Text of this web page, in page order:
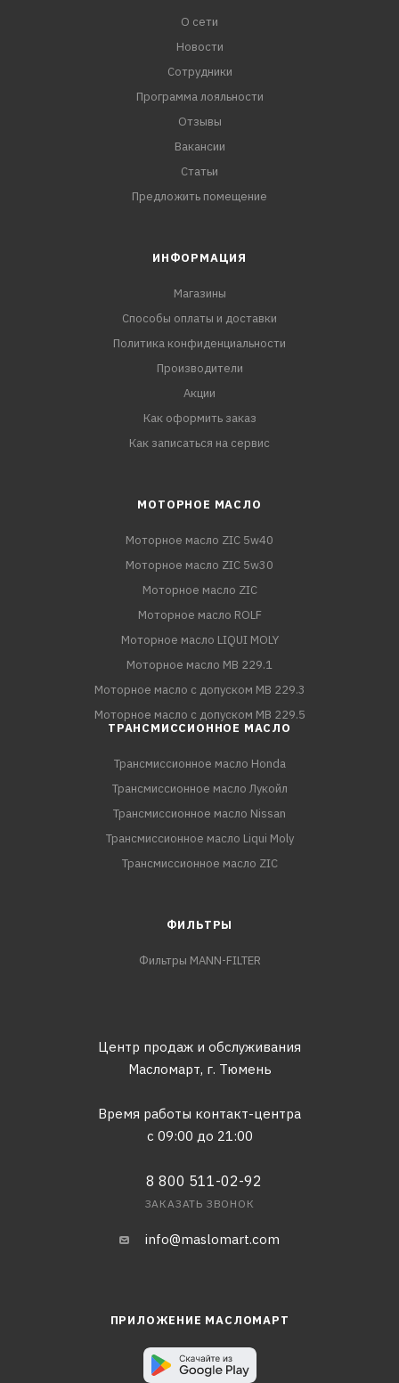
О сети
Новости
Сотрудники
Программа лояльности
Отзывы
Вакансии
Статьи
Предложить помещение
ИНФОРМАЦИЯ
Магазины
Способы оплаты и доставки
Политика конфиденциальности
Производители
Акции
Как оформить заказ
Как записаться на сервис
МОТОРНОЕ МАСЛО
Моторное масло ZIC 5w40
Моторное масло ZIC 5w30
Моторное масло ZIC
Моторное масло ROLF
Моторное масло LIQUI MOLY
Моторное масло MB 229.1
Моторное масло с допуском MB 229.3
Моторное масло с допуском MB 229.5
ТРАНСМИССИОННОЕ МАСЛО
Трансмиссионное масло Honda
Трансмиссионное масло Лукойл
Трансмиссионное масло Nissan
Трансмиссионное масло Liqui Moly
Трансмиссионное масло ZIC
ФИЛЬТРЫ
Фильтры MANN-FILTER
Центр продаж и обслуживания
Масломарт, г. Тюмень
Время работы контакт-центра
с 09:00 до 21:00
8 800 511-02-92
ЗАКАЗАТЬ ЗВОНОК
info@maslomart.com
ПРИЛОЖЕНИЕ МАСЛОМАРТ